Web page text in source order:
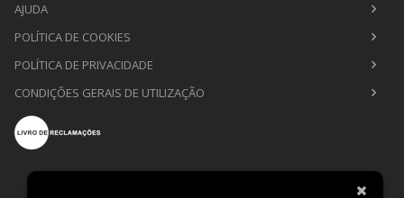
AJUDA
POLÍTICA DE COOKIES
POLÍTICA DE PRIVACIDADE
CONDIÇÕES GERAIS DE UTILIZAÇÃO